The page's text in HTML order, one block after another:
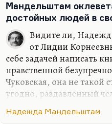
Что касается Ахматовой.
была не пряник, что там
она вела себя не очень
подозрение. Вот если
Мандельштам
достойных людей в
Видите ли,
от Лидии
себе задачей написать
нравственной
Чуковская, она не такой
угодно, раздавленный
раздавленности всю
Надежда Мандельштам